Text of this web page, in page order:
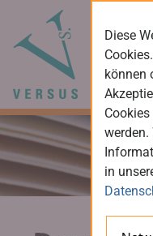
Diese
können
werden.
in